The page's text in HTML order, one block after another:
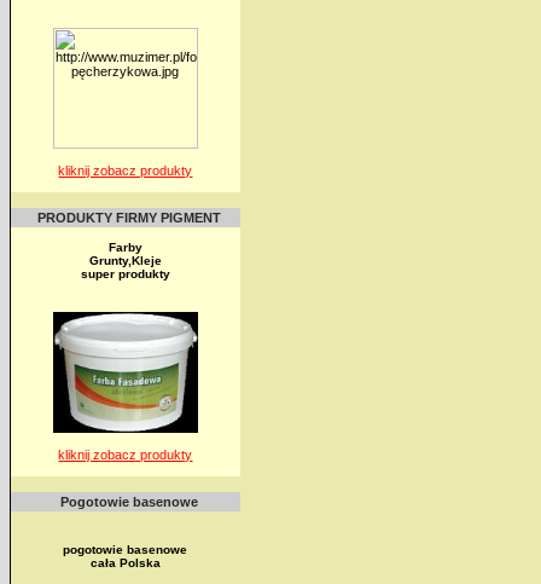
kliknij zobacz produkty
PRODUKTY FIRMY PIGMENT
Farby
Grunty,Kleje
super produkty
kliknij zobacz produkty
Pogotowie basenowe
pogotowie basenowe
cała Polska